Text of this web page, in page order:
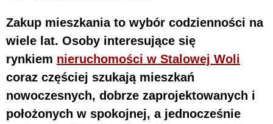
Zakup mieszkania to wybór codzienności na
wiele lat. Osoby interesujące się
rynkiem nieruchomości w Stalowej Woli
coraz częściej szukają mieszkań
nowoczesnych, dobrze zaprojektowanych i
położonych w spokojnej, a jednocześnie